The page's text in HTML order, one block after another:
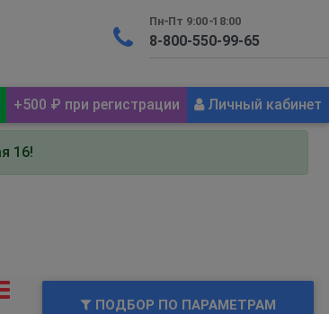
Пн-Пт 9:00-18:00
+500 ₽ при регистрации Личный кабинет
16!
ПОДБОР ПО ПАРАМЕТРАМ